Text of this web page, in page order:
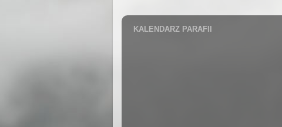
KALENDARZ PARAFII